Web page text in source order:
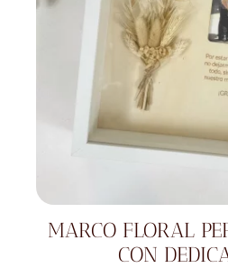
MARCO FLORAL
CON